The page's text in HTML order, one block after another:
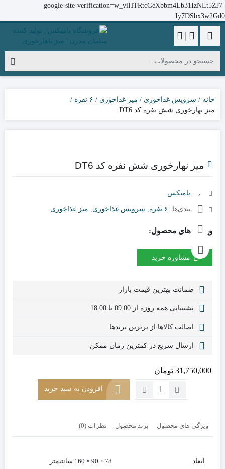
google-site-verification=w_viHTRtcGeXbbm4Lb31IzNLt5ZJ7-
Iy7DSbx3w2Gd0
|
خانه سرویس غذاخوری میز غذاخوری
۶ نفره
میز نهارخوری شش نفره کد DT6
میز نهارخوری شش نفره کد DT6
برند: پامیکس
دسته‌بندی‌ها: ۶ نفره , سرویس غذاخوری, میز غذاخوری
ویژگی های محصول:
مشاوره خرید
ضمانت بهترین قیمت بازار
پشتیبانی همه روزه از 09:00 تا 18:00
اصالت کالاها از برترین برندها
ارسال سریع در کمترین زمان ممکن
31,750,000 تومان
تعداد:
نفره
افزودن به سبد خرید
ویژگی های محصول برند محصول نظرات (0)
ابعاد 78 × 90 × 160 سانتیمتر